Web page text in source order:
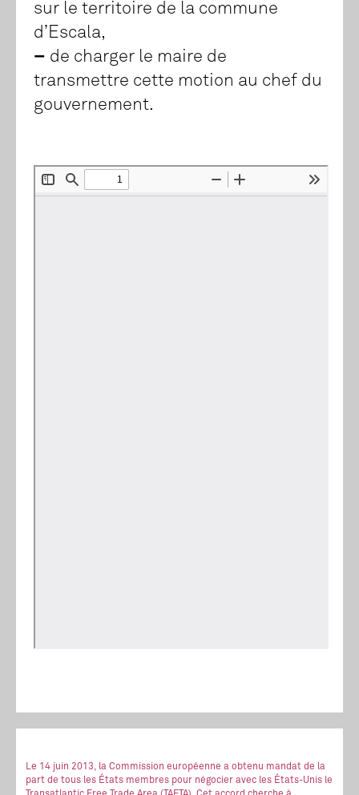
sur le territoire de la commune
d’Escala,
– de charger le maire de
transmettre cette motion au chef du
gouvernement.
Le 14 juin 2013, la Commission européenne a obtenu mandat de la
part de tous les États membres pour négocier avec les États-Unis le